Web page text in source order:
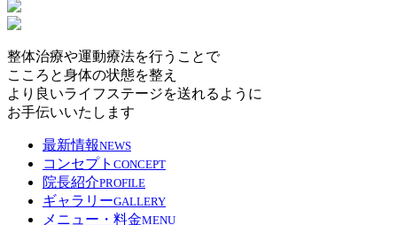
整体治療や運動療法を行うことで
こころと身体の状態を整え
より良いライフステージを送れるように
お手伝いいたします
最新情報NEWS
コンセプト CONCEPT
院長紹介PROFILE
ギャラリーGALLERY
メニュー・料金MENU